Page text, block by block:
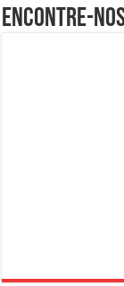
Encontre-